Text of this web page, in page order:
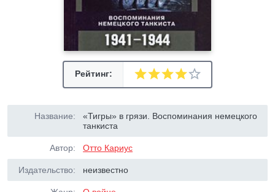
Рейтинг:
Название:
«Тигры» в грязи. Воспоминания немецкого
танкиста
Автор: Отто Кариус
Издательство: неизвестно